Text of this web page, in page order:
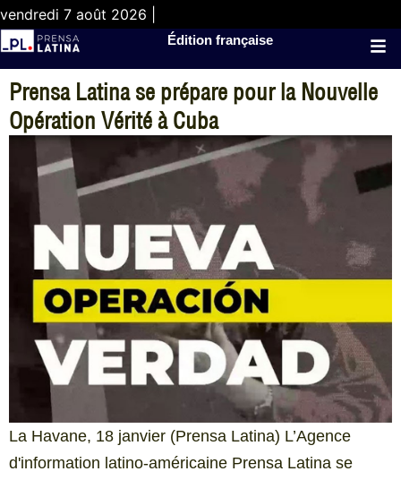
vendredi 7 août 2026 |
Édition française
Prensa Latina se prépare pour la Nouvelle
Opération Vérité à Cuba
La Havane, 18 janvier (Prensa Latina) L’Agence
d'information latino-américaine Prensa Latina se